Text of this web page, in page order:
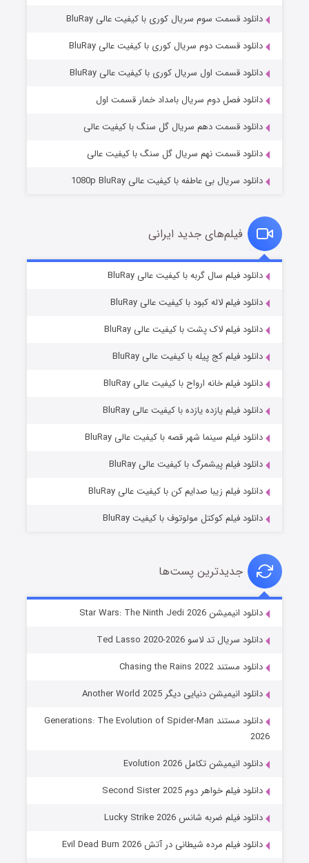
مردگان متحرک: شهر مرده ۳
قسمت۲ (زیرنویس) منتشر شد
قسمت۷ (زیرنویس) منتشر شد
خاندان اژدها فصل ۳
جادوگری در مغولستان
دانلود قسمت سوم سریال کوری با کیفیت عالی BluRay
دانلود قسمت دوم سریال کوری با کیفیت عالی BluRay
دانلود قسمت اول سریال کوری با کیفیت عالی BluRay
دانلود فصل دوم سریال بامداد خمار قسمت اول
دانلود قسمت دهم سریال گل سنگ با کیفیت عالی
دانلود قسمت نهم سریال گل سنگ با کیفیت عالی
دانلود سریال بی عاطفه با کیفیت عالی 1080p BluRay
فیلم‌های جدید ایرانی
دانلود فیلم سال گربه با کیفیت عالی BluRay
دانلود فیلم لاله کبود با کیفیت عالی BluRay
دانلود فیلم لاک پشت با کیفیت عالی BluRay
دانلود فیلم کج‌ پیله با کیفیت عالی BluRay
دانلود فیلم خانه ارواح با کیفیت عالی BluRay
دانلود فیلم یازده یازده با کیفیت عالی BluRay
دانلود فیلم سینما شهر قصه با کیفیت عالی BluRay
دانلود فیلم پیشمرگ با کیفیت عالی BluRay
دانلود فیلم زیبا صدایم کن با کیفیت عالی BluRay
دانلود فیلم کوکتل مولوتوف با کیفیت BluRay
جدیدترین پست‌ها
دانلود انیمیشن Star Wars: The Ninth Jedi 2026
دانلود سریال تد لاسو Ted Lasso 2020-2026
دانلود مستند Chasing the Rains 2022
دانلود انیمیشن دنیایی دیگر Another World 2025
دانلود مستند Generations: The Evolution of Spider-Man
2026
دانلود انیمیشن تکامل Evolution 2026
دانلود فیلم خواهر دوم Second Sister 2025
دانلود فیلم ضربه شانس Lucky Strike 2026
دانلود فیلم مرده شیطانی در آتش Evil Dead Burn 2026